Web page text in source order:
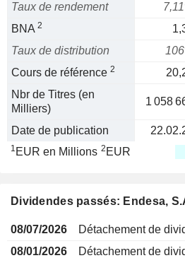
Taux de rendement
BNA 2
Taux de distribution
Cours de référence 2
Nbr de Titres (en
Milliers)
1 058
Date de publication
1 EUR en Millions 2 EUR
Dividendes passés: Endesa,
08/07/2026
Détachement de
08/01/2026
Détachement de